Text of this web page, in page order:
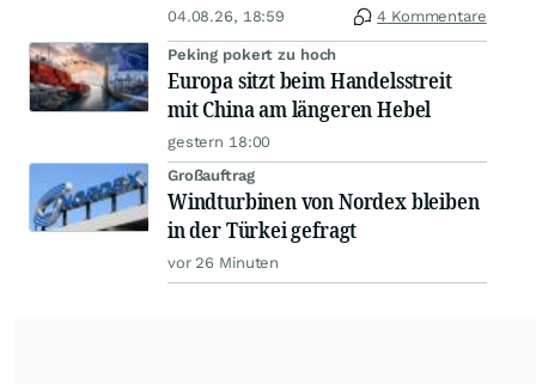
04.08.26, 18:59 4 Kommentare
Peking pokert zu hoch
Europa sitzt beim Handelsstreit
mit China am längeren Hebel
gestern 18:00
Großauftrag
Windturbinen von Nordex bleiben
in der Türkei gefragt
vor 26 Minuten